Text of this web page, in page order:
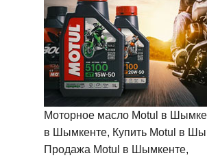
Моторное масло Motul в
в Шымкенте, Купить Motul в
Продажа Motul в Шымкенте,